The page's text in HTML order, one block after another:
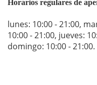
Horarios regulares de
lunes: 10:00 - 21:00,
10:00 - 21:00, jueves:
domingo: 10:00 - 21:00.